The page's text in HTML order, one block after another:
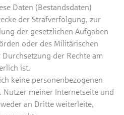
Daten (Bestandsdaten)
der Strafverfolgung, zur
der gesetzlichen Aufgaben
oder des Militärischen
der Rechte am
ist.
keine personenbezogenen
Nutzer meiner Internetseite und
an Dritte weiterleite,